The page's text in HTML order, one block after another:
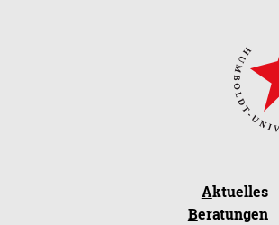
Aktuelles
Beratungen